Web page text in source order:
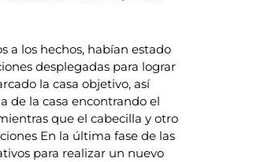
a los hechos, habían estado
desplegadas para lograr
la casa objetivo, así
de la casa encontrando el
que el cabecilla y otro
En la última fase de las
para realizar un nuevo